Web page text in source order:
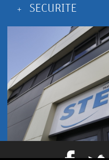
SECURITE